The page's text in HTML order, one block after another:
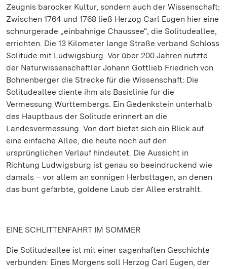
Zeugnis barocker Kultur, sondern auch der Wissenschaft:
Zwischen 1764 und 1768 ließ Herzog Carl Eugen hier eine
schnurgerade „einbahnige Chaussee“, die Solitudeallee,
errichten. Die 13 Kilometer lange Straße verband Schloss
Solitude mit Ludwigsburg. Vor über 200 Jahren nutzte
der Naturwissenschaftler Johann Gottlieb Friedrich von
Bohnenberger die Strecke für die Wissenschaft: Die
Solitudeallee diente ihm als Basislinie für die
Vermessung Württembergs. Ein Gedenkstein unterhalb
des Hauptbaus der Solitude erinnert an die
Landesvermessung. Von dort bietet sich ein Blick auf
eine einfache Allee, die heute noch auf den
ursprünglichen Verlauf hindeutet. Die Aussicht in
Richtung Ludwigsburg ist genau so beeindruckend wie
damals – vor allem an sonnigen Herbsttagen, an denen
das bunt gefärbte, goldene Laub der Allee erstrahlt.
EINE SCHLITTENFAHRT IM SOMMER
Die Solitudeallee ist mit einer sagenhaften Geschichte
verbunden: Eines Morgens soll Herzog Carl Eugen, der